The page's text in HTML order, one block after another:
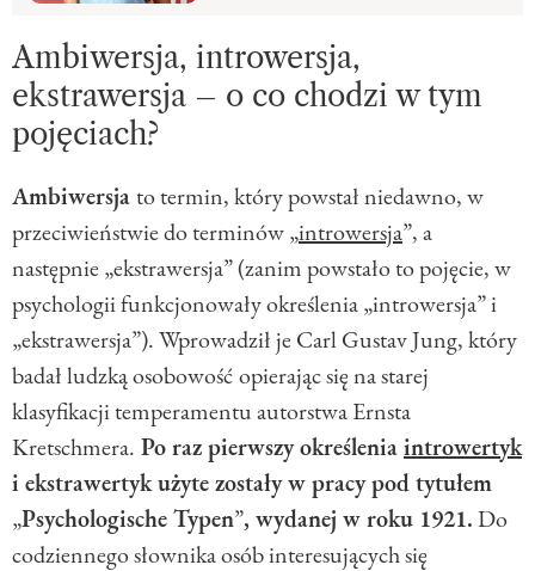
Ambiwersja, introwersja,
ekstrawersja – o co chodzi w tym
pojęciach?
Ambiwersjato termin, który powstał niedawno, w
przeciwieństwie do terminów „introwersja”, a
następnie „ekstrawersja” (zanim powstało to pojęcie, w
psychologii funkcjonowały określenia „introwersja” i
„ekstrawersja”). Wprowadził je Carl Gustav Jung, który
badał ludzką osobowośćopierając się na starej
klasyfikacji temperamentu autorstwa Ernsta
Kretschmera. Po raz pierwszy określeniaintrowertyk
i ekstrawertyk użyte zostały w pracy pod tytułem
„Psychologische Typen”, wydanej w roku 1921.Do
codziennego słownika osób interesujących się